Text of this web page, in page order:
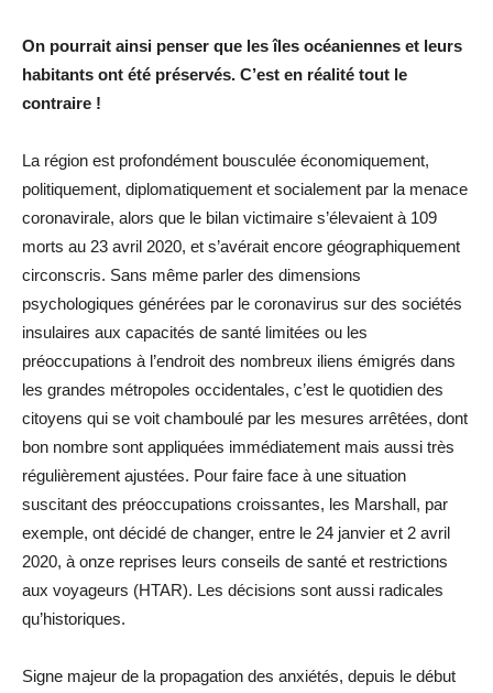
On pourrait ainsi penser que les îles océaniennes et leurs
habitants ont été préservés. C’est en réalité tout le
contraire !
La région est profondément bousculée économiquement,
politiquement, diplomatiquement et socialement par la menace
coronavirale, alors que le bilan victimaire s’élevaient à 109
morts au 23 avril 2020, et s’avérait encore géographiquement
circonscris. Sans même parler des dimensions
psychologiques générées par le coronavirus sur des sociétés
insulaires aux capacités de santé limitées ou les
préoccupations à l’endroit des nombreux iliens émigrés dans
les grandes métropoles occidentales, c’est le quotidien des
citoyens qui se voit chamboulé par les mesures arrêtées, dont
bon nombre sont appliquées immédiatement mais aussi très
régulièrement ajustées. Pour faire face à une situation
suscitant des préoccupations croissantes, les Marshall, par
exemple, ont décidé de changer, entre le 24 janvier et 2 avril
2020, à onze reprises leurs conseils de santé et restrictions
aux voyageurs (HTAR). Les décisions sont aussi radicales
qu’historiques.
Signe majeur de la propagation des anxiétés, depuis le début